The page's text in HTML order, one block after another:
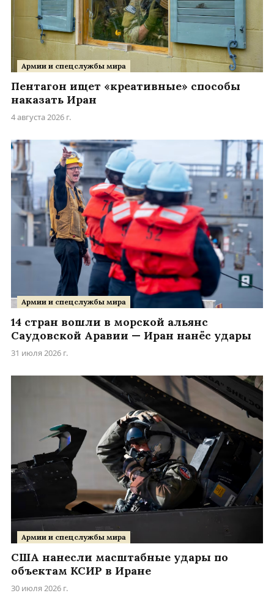
Армии и спецслужбы мира
Пентагон ищет «креативные» способы
наказать Иран
4 августа 2026 г.
Армии и спецслужбы мира
14 стран вошли в морской альянс
Саудовской Аравии — Иран нанёс удары
31 июля 2026 г.
Армии и спецслужбы мира
США нанесли масштабные удары по
объектам КСИР в Иране
30 июля 2026 г.